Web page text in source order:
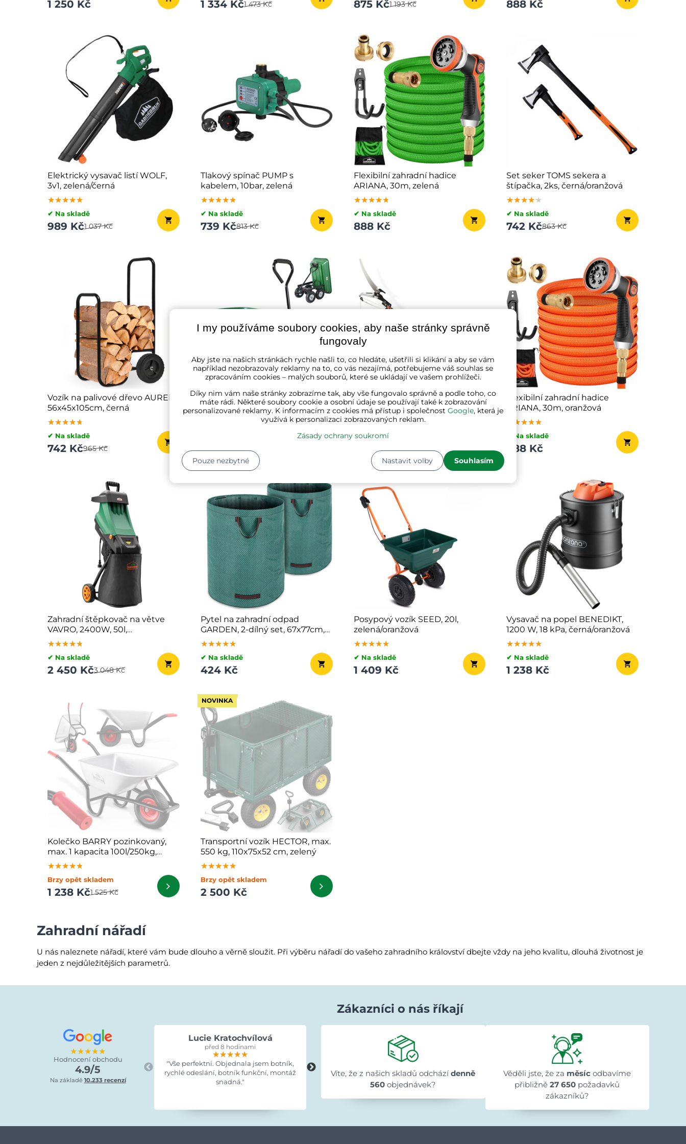
1 250 Kč 1 334 Kč1 473 Kč 875 Kč1 193 Kč 888 Kč
Elektrický vysavač listí WOLF,
3v1, zelená/černá
★★★★★
★★★★★
★★★★★
✔ Na skladě
989 Kč1 037 Kč
Tlakový spínač PUMP s
kabelem, 10bar, zelená
★★★★★
★★★★★
★★★★★
✔ Na skladě
739 Kč813 Kč
Flexibilní zahradní hadice
ARIANA, 30m, zelená
★★★★★
★★★★★
★★★★★
✔ Na skladě
888 Kč
Set seker TOMS sekera a
štípačka, 2ks, černá/oranžová
★★★★★
★★★★★
★★★★★
✔ Na skladě
742 Kč863 Kč
Vozík na palivové dřevo AUREL,
56x45x105cm, černá
★★★★★
★★★★★
★★★★★
✔ Na skladě
742 Kč965 Kč
Zahradní vozík JEREMY s funkcí
naklápění 51x103,5x92,5cm,
2 031 Kč2 413 Kč
Teleskopická pilka s nůžkami
MOREL, 2,6m, oranžová
★★★★★
★★★★★
★★★★★
✔ Na skladě
543 Kč635 Kč
Flexibilní zahradní hadice
ARIANA, 30m, oranžová
★★★★★
★★★★★
★★★★★
✔ Na skladě
888 Kč
Zahradní štěpkovač na větve
VAVRO, 2400W, 50l,
černá/zelená
★★★★★
★★★★★
★★★★★
✔ Na skladě
2 450 Kč3 048 Kč
Pytel na zahradní odpad
GARDEN, 2-dílný set, 67x77cm,
zelená
★★★★★
★★★★★
★★★★★
✔ Na skladě
424 Kč
Posypový vozík SEED, 20l,
zelená/oranžová
★★★★★
★★★★★
★★★★★
✔ Na skladě
1 409 Kč
Vysavač na popel BENEDIKT,
1200 W, 18 kPa, černá/oranžová
★★★★★
★★★★★
★★★★★
✔ Na skladě
1 238 Kč
Kolečko BARRY pozinkovaný,
max. 1 kapacita 100l/250kg,
stříbrná/černá
★★★★★
★★★★★
★★★★★
Brzy opět skladem
1 238 Kč1 525 Kč
NOVINKA
Transportní vozík HECTOR, max.
550 kg, 110x75x52 cm, zelený
★★★★★
★★★★★
★★★★★
Brzy opět skladem
2 500 Kč
Zahradní nářadí
U nás naleznete nářadí, které vám bude dlouho a věrně sloužit. Při výběru nářadí do vašeho zahradního království dbejte vždy na jeho kvalitu, dlouhá životnost je
jeden z nejdůležitějších parametrů.
★★★★★
Hodnocení obchodu
4.9/5
Na základě 10.233 recenzí
Zákazníci o nás říkají
Lucie Kratochvílová
před 8 hodinami
★★★★★
★★★★★
★★★★★
"Vše perfektní. Objednala jsem botník,
rychlé odeslání, botník funkční, montáž
snadná."
Evka Hýlová
před 15 hodinami
★★★★★
★★★★★
★★★★★
"Rychlé,v pořádku."
Ivana Ježková
před 1 dnem
★★★★★
★★★★★
★★★★★
"Přehlednost stránek a rychlé dodání."
Víte, že z našich skladů odcházídenně
560 objednávek?
Věděli jste, že za měsíc odbavíme
přibližně27 650 požadavků
zákazníků?
I my používáme soubory cookies, aby naše stránky správně
fungovaly
Aby jste na našich stránkách rychle našli to, co hledáte, ušetřili si klikání a aby se vám
například nezobrazovaly reklamy na to, co vás nezajímá, potřebujeme váš souhlas se
zpracováním cookies – malých souborů, které se ukládají ve vašem prohlížeči.
Díky nim vám naše stránky zobrazíme tak, aby vše fungovalo správně a podle toho, co
máte rádi. Některé soubory cookie a osobní údaje se používají také k zobrazování
personalizované reklamy. K informacím z cookies má přístup i společnost Google, která je
využívá k personalizaci zobrazovaných reklam.
Zásady ochrany soukromí
Nastavit volby Souhlasím
Pouze nezbytné